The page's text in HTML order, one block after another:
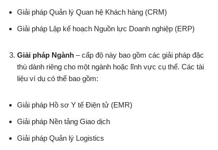
Giải pháp Quản lý Quan hệ Khách hàng (CRM)
Giải pháp Lập kế hoạch Nguồn lực Doanh nghiệp (ERP)
Giải pháp Ngành – cấp độ này bao gồm các giải pháp đặc
thù dành riêng cho một ngành hoặc lĩnh vực cụ thể. Các tài
liệu ví dụ có thể bao gồm:
Giải pháp Hồ sơ Y tế Điện tử (EMR)
Giải pháp Nền tảng Giao dịch
Giải pháp Quản lý Logistics